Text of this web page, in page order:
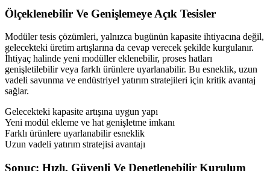
Ölçeklenebilir Ve Genişlemeye Açık Tesisler
Modüler tesis çözümleri, yalnızca bugünün kapasite ihtiyacına değil,
gelecekteki üretim artışlarına da cevap verecek şekilde kurgulanır.
İhtiyaç halinde yeni modüller eklenebilir, proses hatları
genişletilebilir veya farklı ürünlere uyarlanabilir. Bu esneklik, uzun
vadeli savunma ve endüstriyel yatırım stratejileri için kritik avantaj
sağlar.
Gelecekteki kapasite artışına uygun yapı
Yeni modül ekleme ve hat genişletme imkanı
Farklı ürünlere uyarlanabilir esneklik
Uzun vadeli yatırım stratejisi avantajı
Sonuç: Hızlı, Güvenli Ve Denetlenebilir Kurulum